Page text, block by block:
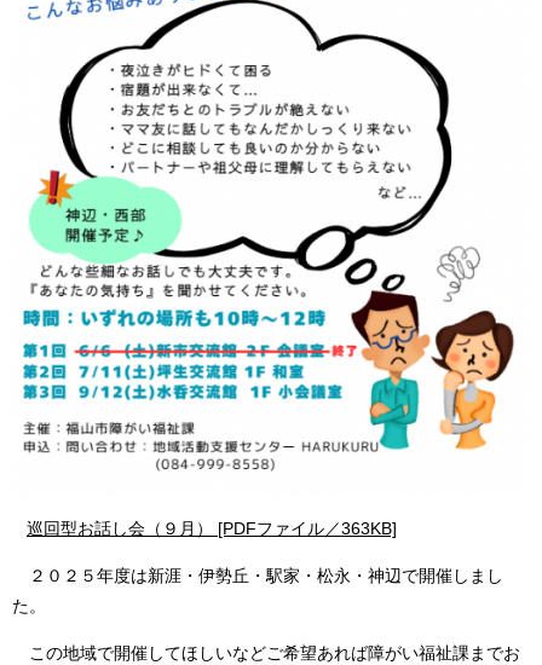
巡回型お話し会（９月） [PDFファイル／363KB]
２０２５年度は新涯・伊勢丘・駅家・松永・神辺で開催しまし
た。
この地域で開催してほしいなどご希望あれば障がい福祉課までお